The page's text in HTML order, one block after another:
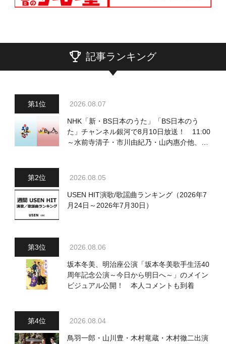
記事ランキング
2026.08.07
NHK「新・BS日本のうた」「BS日本のう
た」チャンネル銀河で8月10日放送！ 11:00
～水前寺清子・市川由紀乃・山内惠介他、
2026.08.05
USEN HIT演歌/歌謡曲ランキング（2026年7
月24日～2026年7月30日）
2026.08.06
坂本冬美、明治座公演「坂本冬美歌手生活40
周年記念公演～今日から明日へ～」のメイン
ビジュアル公開！ 本人コメントも到着
2026.08.04
鳥羽一郎・山川豊・木村竜蔵・木村徹二出演